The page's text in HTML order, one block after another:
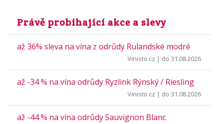
Právě probíhající akce a slevy
až 36% sleva na vína z odrůdy Rulandské modré
Vinisto.cz | do 31.08.2026
až -34 % na vína odrůdy Ryzlink Rýnský / Riesling
Vinisto.cz | do 31.08.2026
až -44 % na vína odrůdy Sauvignon Blanc